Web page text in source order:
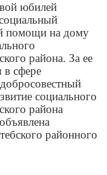
юбилей
помощи на дому
района. За ее
в сфере
социального
района
районного